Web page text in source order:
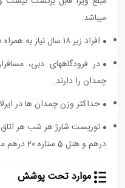
میباشد.
افراد زیر ۱۸ سال نیاز به همراه دارند.
چمدان را دارند.
حداکثر وزن چمدان ها در
درهم و هتل 5 ستاره 20 درهم می باشد و به عهده مسافر است
موارد تحت پوشش